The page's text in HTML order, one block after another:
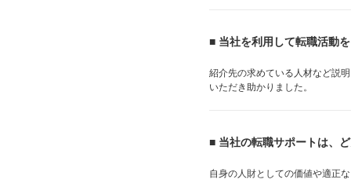
■ 当社を利用して転職活動
紹介先の求めている人材など説
いただき助かりました。
■ 当社の転職サポートは、
自身の人財としての価値や適正